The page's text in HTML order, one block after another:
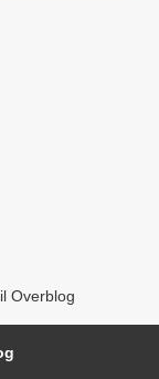
Overblog